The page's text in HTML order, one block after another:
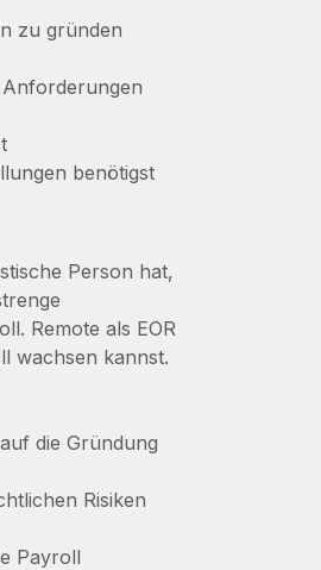
zu gründen
benötigst
Person hat,
Remote als EOR
wachsen kannst.
die Gründung
Risiken
Payroll